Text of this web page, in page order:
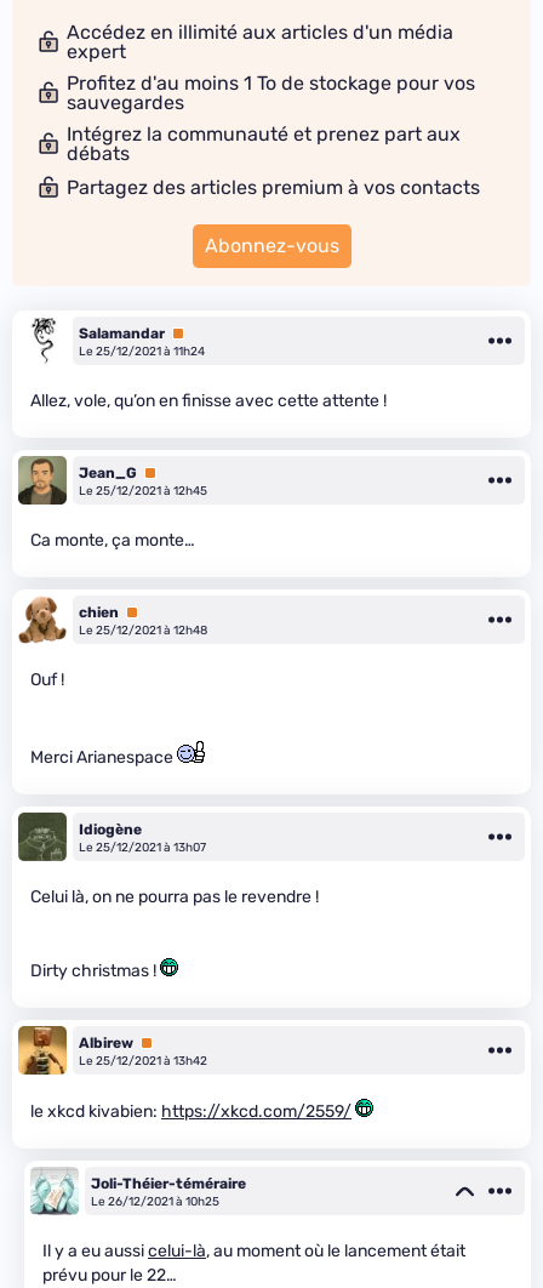
Accédez en illimité aux articles d'un média
expert
Profitez d'au moins 1 To de stockage pour vos
sauvegardes
Intégrez la communauté et prenez part aux
débats
Partagez des articles premium à vos contacts
Abonnez-vous
Salamandar Premium
Le 25/12/2021 à 11h24
Allez, vole, qu’on en finisse avec cette attente !
Jean_G
Premium
Le 25/12/2021 à 12h45
Ca monte, ça monte…
chien
Premium
Le 25/12/2021 à 12h48
Ouf !
Merci Arianespace
Idiogène
Le 25/12/2021 à 13h07
Celui là, on ne pourra pas le revendre !
Dirty christmas !
Albirew Premium
Le 25/12/2021 à 13h42
le xkcd kivabien: https://xkcd.com/2559/
Joli-Théier-téméraire
Le 26/12/2021 à 10h25
Il y a eu aussicelui-là, au moment où le lancement était
prévu pour le 22…